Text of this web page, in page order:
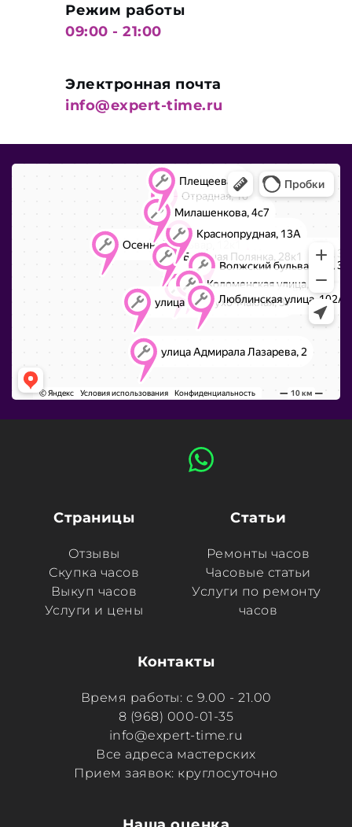
Режим работы
09:00 - 21:00
Электронная почта
info@expert-time.ru
Страницы
Отзывы
Скупка часов
Выкуп часов
Услуги и цены
Статьи
Ремонты часов
Часовые статьи
Услуги по ремонту
часов
Контакты
Время работы: с 9.00 - 21.00
8 (968) 000-01-35
info@expert-time.ru
Все адреса мастерских
Прием заявок: круглосуточно